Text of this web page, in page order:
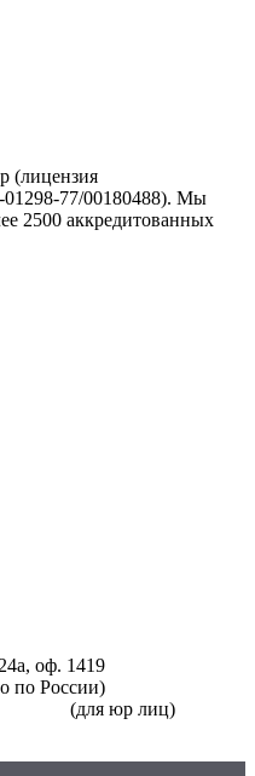
(лицензия
77/00180488). Мы
2500 аккредитованных
оф. 1419
по России)
(для юр лиц)